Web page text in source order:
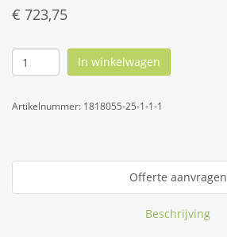
€ 723,75
In winkelwagen
Artikelnummer: 1818055-25-1-1-1
Offerte aanvragen
Beschrijving